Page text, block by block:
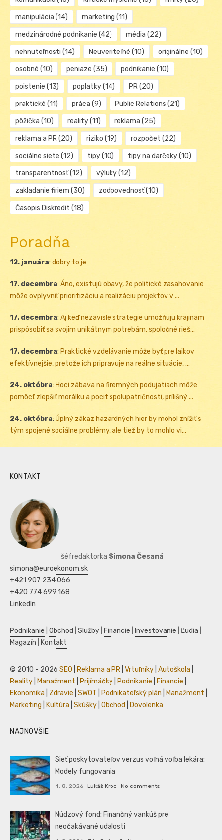
manipulácia (14) marketing (11)
medzinárodné podnikanie (42) média (22)
nehnuteľnosti (14) Neuveriteľné (10) originálne (10)
osobné (10) peniaze (35) podnikanie (10)
poistenie (13) poplatky(14) PR(20)
praktické (11) práca (9) Public Relations (21)
pôžička (10) reality(11) reklama (25)
reklama a PR(20) riziko (19) rozpočet (22)
sociálne siete (12) tipy(10) tipy na darčeky(10)
transparentnosť(12) výluky(12)
zakladanie firiem (30) zodpovednosť(10)
Časopis Diskredit (18)
Poradňa
12. januára: dobry to je
17. decembra: Áno, existujú obavy, že politické zasahovanie
môže ovplyvniť prioritizáciu a realizáciu projektov v ...
17. decembra: Aj keď nezávislé stratégie umožňujú krajinám
prispôsobiť sa svojim unikátnym potrebám, spoločné rieš...
17. decembra: Praktické vzdelávanie môže byť pre laikov
efektívnejšie, pretože ich pripravuje na reálne situácie, ...
24. októbra: Hoci zábava na firemných podujatiach môže
pomôcť zlepšiť morálku a pocit spolupatričnosti, prílišný ...
24. októbra: Úplný zákaz hazardných hier by mohol znížiť s
tým spojené sociálne problémy, ale tiež by to mohlo vi...
KONTAKT
šéfredaktorka Simona Česaná
simona@euroekonom.sk
+421 907 234 066
+420 774 699 168
LinkedIn
Podnikanie Obchod Služby Financie Investovanie Ľudia
Magazín
Kontakt
© 2010 - 2026 SEO Reklama a PR Vrtuľníky Autoškola
Reality
Manažment Prijímáčky Podnikanie Financie
Ekonomika
Zdravie SWOT Podnikateľský plán Manažment
Marketing
Kultúra Skúšky Obchod Dovolenka
NAJNOVŠIE
Sieť poskytovateľov verzus voľná voľba lekára:
Modely fungovania
4. 8. 2026 Lukáš Kroc No comments
Núdzový fond: Finančný vankúš pre
neočakávané udalosti